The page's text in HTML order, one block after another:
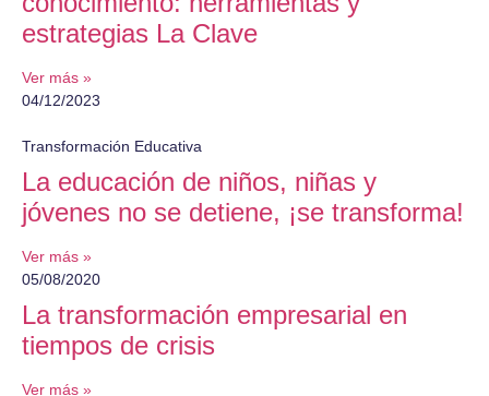
estrategias La Clave
Ver más »
04/12/2023
Transformación Educativa
La educación de niños, niñas y
jóvenes no se detiene, ¡se transforma!
Ver más »
05/08/2020
La transformación empresarial en
tiempos de crisis
Ver más »